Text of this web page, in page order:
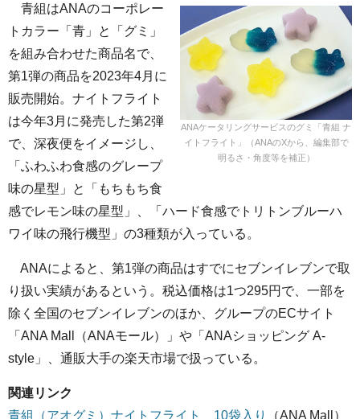
ANAケータリングサービスのグミ「青組 ナ
イトフライト」（ANAのXから、編集部で
明るさ・角度等を補正）
青組はANAのコーポレー
トカラー「青」と「グミ」
を組み合わせた商品名で、
第1弾の商品を2023年4月に
販売開始。ナイトフライト
は今年3月に発売した第2弾
で、深夜便をイメージし、
「ふわふわ食感のグレープ
味の星型」と「もちもち食
感でレモン味の星型」、「ハード食感でトリトンブルーハ
ワイ味の飛行機型」の3種類が入っている。
ANAによると、第1弾の商品はすでにセブンイレブンで取
り扱い実績があるという。税込価格は1つ295円で、一部を
除く全国のセブンイレブンのほか、グループのECサイト
「ANA Mall（ANAモール）」や「ANAショッピング A-
style」、通販大手の楽天市場で扱っている。
関連リンク
青組（アオグミ）ナイトフライト 10袋入り
（ANA Mall）